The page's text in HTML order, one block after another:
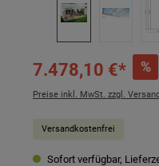
7.478,10 €* %
Preise inkl. MwSt. zzgl.
Versandkostenfrei
Sofort verfügbar,